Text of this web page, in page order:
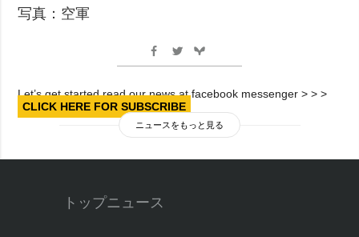
写真：空軍
Let’s get started read our news at facebook messenger > > >
CLICK HERE FOR SUBSCRIBE
ニュースをもっと見る
トップニュース